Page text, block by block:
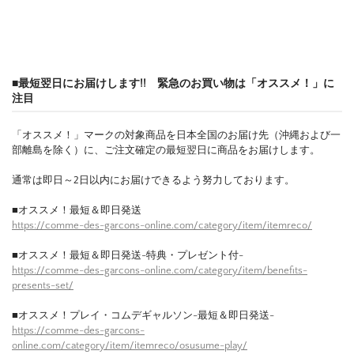
■最短翌日にお届けします!! 緊急のお買い物は「オススメ！」に
注目
「オススメ！」マークの対象商品を日本全国のお届け先（沖縄および一
部離島を除く）に、ご注文確定の最短翌日に商品をお届けします。
通常は即日～2日以内にお届けできるよう努力しております。
■オススメ！最短＆即日発送
https://comme-des-garcons-online.com/category/item/itemreco/
■オススメ！最短＆即日発送-特典・プレゼント付-
https://comme-des-garcons-online.com/category/item/benefits-
presents-set/
■オススメ！プレイ・コムデギャルソン-最短＆即日発送-
https://comme-des-garcons-
online.com/category/item/itemreco/osusume-play/